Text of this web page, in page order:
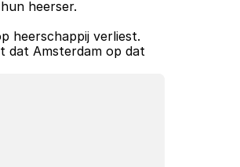
heerser.
heerschappij verliest.
dat Amsterdam op dat